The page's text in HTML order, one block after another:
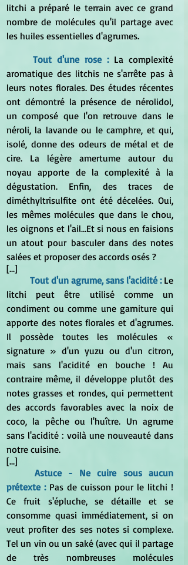
litchi a préparé le terrain avec ce grand
nombre de molécules qu'il partage avec
les huiles essentielles d'agrumes.
	Tout d'une rose :
La complexité
aromatique des litchis ne s'arrête pas à
leurs notes florales. Des études récentes
ont démontré la présence de nérolidol,
un composé que l'on retrouve dans le
néroli, la lavande ou le camphre, et qui,
isolé, donne des odeurs de métal et de
cire. La légère amertume autour du
noyau apporte de la complexité à la
dégustation. Enfin, des traces de
diméthyltrisulfite ont été décelées. Oui,
les mêmes molécules que dans le chou,
les oignons et l'ail...Et si nous en faisions
un atout pour basculer dans des notes
salées et proposer des accords osés ?
[...]
Tout d'un agrume, sans l'acidité : Le
litchi peut être utilisé comme un
condiment ou comme une garniture qui
apporte des notes florales et d'agrumes.
Il possède toutes les molécules «
signature » d'un yuzu ou d'un citron,
mais sans l'acidité en bouche ! Au
contraire même, il développe plutôt des
notes grasses et rondes, qui permettent
des accords favorables avec la noix de
coco, la pêche ou l'huître. Un agrume
sans l'acidité : voilà une nouveauté dans
notre cuisine.
[...]
Astuce - Ne cuire sous aucun
prétexte : Pas de cuisson pour le litchi !
Ce fruit s'épluche, se détaille et se
consomme quasi immédiatement, si on
veut profiter des ses notes si complexe.
Tel un vin ou un saké (avec qui il partage
de très nombreuses molécules